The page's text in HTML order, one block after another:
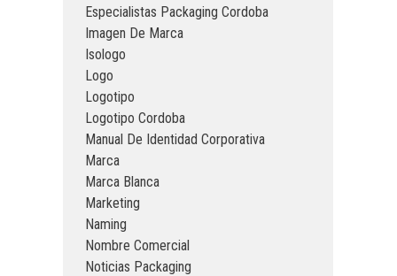
Especialistas Packaging Cordoba
Imagen De Marca
Isologo
Logo
Logotipo
Logotipo Cordoba
Manual De Identidad Corporativa
Marca
Marca Blanca
Marketing
Naming
Nombre Comercial
Noticias Packaging